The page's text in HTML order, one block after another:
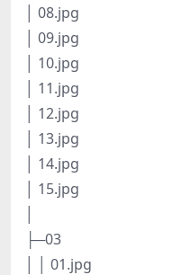
│ 08.jpg
│ 09.jpg
│ 10.jpg
│ 11.jpg
│ 12.jpg
│ 13.jpg
│ 14.jpg
│ 15.jpg
├─03
│ │ 01.jpg